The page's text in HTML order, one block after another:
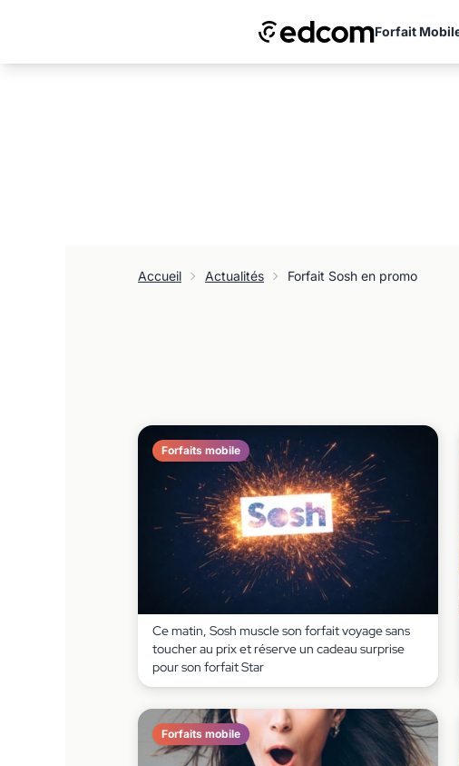
Forfait
Accueil Actualités Forfait Sosh en promo
Forfaits mobile
Ce matin, Sosh muscle son forfait voyage sans
toucher au prix et réserve un cadeau surprise
pour son forfait Star
Forfaits mobile